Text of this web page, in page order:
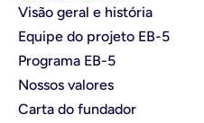
Visão geral e história
Equipe do projeto EB-5
Programa EB-5
Nossos valores
Carta do fundador